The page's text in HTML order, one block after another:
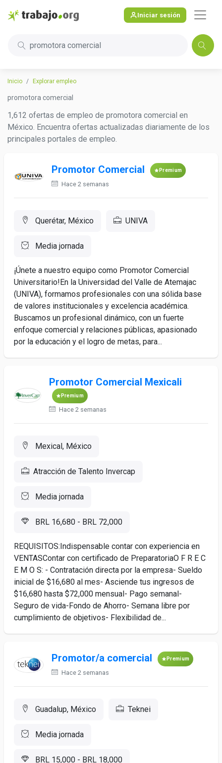
Iniciar sesión
promotora comercial
Inicio Explorar empleo
promotora comercial
1,612 ofertas de empleo de promotora comercial en
México. Encuentra ofertas actualizadas diariamente de los
principales portales de empleo.
Promotor Comercial Premium
Hace 2 semanas
Querétar, México UNIVA
Media jornada
¡Únete a nuestro equipo como Promotor Comercial
Universitario!En la Universidad del Valle de Atemajac
(UNIVA), formamos profesionales con una sólida base
de valores institucionales y excelencia académica.
Buscamos un profesional dinámico, con un fuerte
enfoque comercial y relaciones públicas, apasionado
por la educación y el logro de metas, para...
Promotor Comercial Mexicali
Premium
Hace 2 semanas
Mexical, México
Atracción de Talento Invercap
Media jornada
BRL 16,680 - BRL 72,000
REQUISITOS:Indispensable contar con experiencia en
VENTASContar con certificado de PreparatoriaO F R E C
E M O S: - Contratación directa por la empresa- Sueldo
inicial de $16,680 al mes- Asciende tus ingresos de
$16,680 hasta $72,000 mensual- Pago semanal-
Seguro de vida-Fondo de Ahorro- Semana libre por
cumplimiento de objetivos- Flexibilidad de...
Promotor/a comercial Premium
Hace 2 semanas
Guadalup, México Teknei
Media jornada
BRL 15,000 - BRL 18,000